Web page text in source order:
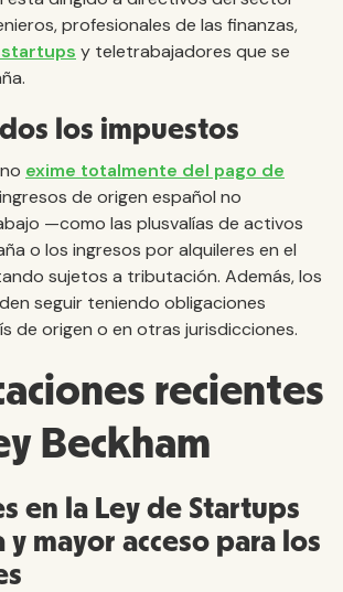
profesionales de las finanzas,
y teletrabajadores que se
los impuestos
exime totalmente del pago de
de origen español no
—como las plusvalías de activos
o los ingresos por alquileres en el
sujetos a tributación. Además, los
seguir teniendo obligaciones
de origen o en otras jurisdicciones.
recientes
Beckham
en la Ley de Startups
y mayor acceso para los